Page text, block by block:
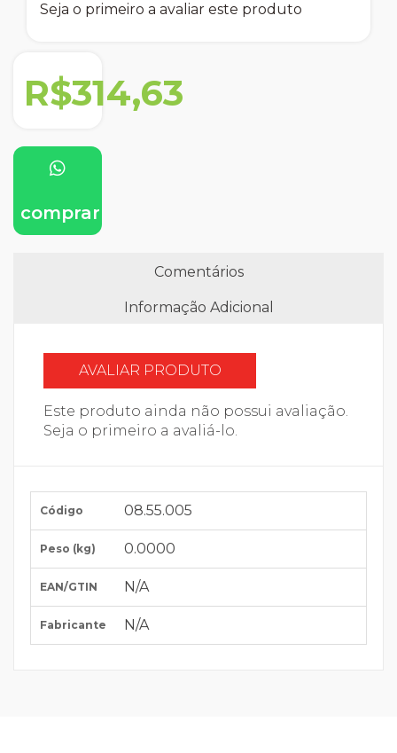
Seja o primeiro a avaliar este produto
R$314,63
comprar
Comentários
Informação Adicional
AVALIAR PRODUTO
Este produto ainda não possui avaliação.
Seja o primeiro a avaliá-lo.
Código 08.55.005
Peso (kg) 0.0000
EAN/GTIN N/A
Fabricante N/A